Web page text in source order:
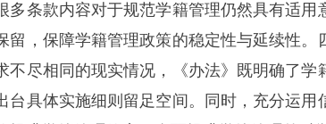
多条款内容对于规范学籍管理仍然具有适用
留，保障学籍管理政策的稳定性与延续性。
不尽相同的现实情况，《办法》既明确了学
台具体实施细则留足空间。同时，充分运用